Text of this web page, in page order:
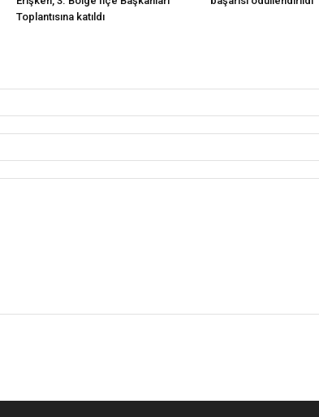
Toplantısına katıldı